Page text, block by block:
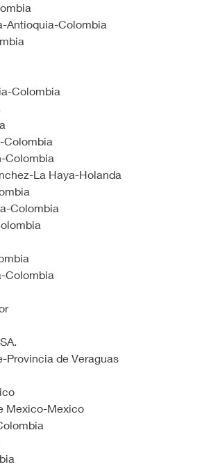
Antioquia-Colombia
Colombia
Colombia
Colombia
La Haya-Holanda
Colombia
Colombia
Provincia de Veraguas
Mexico-Mexico